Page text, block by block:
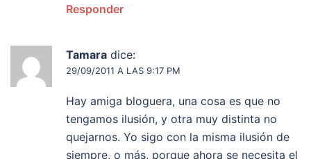
Responder
Tamara dice:
29/09/2011 A LAS 9:17 PM
Hay amiga bloguera, una cosa es que no
tengamos ilusión, y otra muy distinta no
quejarnos. Yo sigo con la misma ilusión de
siempre, o más, porque ahora se necesita el